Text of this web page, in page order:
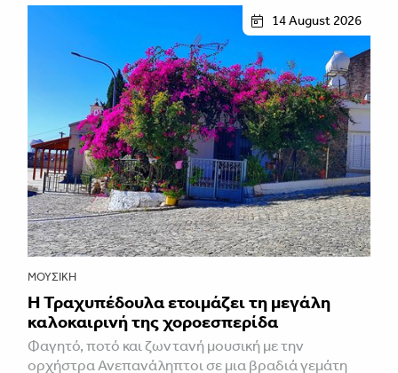
14 August 2026
ΜΟΥΣΙΚΉ
Η Τραχυπέδουλα ετοιμάζει τη μεγάλη
καλοκαιρινή της χοροεσπερίδα
Φαγητό, ποτό και ζωντανή μουσική με την
ορχήστρα Ανεπανάληπτοι σε μια βραδιά γεμάτη